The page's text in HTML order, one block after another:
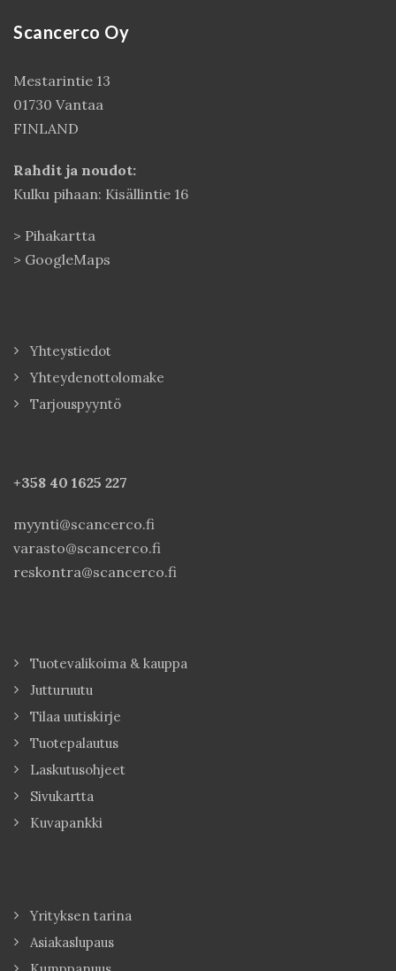
Scancerco Oy
Mestarintie 13
01730 Vantaa
FINLAND
Rahdit ja noudot:
Kulku pihaan: Kisällintie 16
> Pihakartta
> GoogleMaps
Yhteystiedot
Yhteydenottolomake
Tarjouspyyntö
+358 40 1625 227
myynti@scancerco.fi
varasto@scancerco.fi
reskontra@scancerco.fi
Tuotevalikoima & kauppa
Jutturuutu
Tilaa uutiskirje
Tuotepalautus
Laskutusohjeet
Sivukartta
Kuvapankki
Yrityksen tarina
Asiakaslupaus